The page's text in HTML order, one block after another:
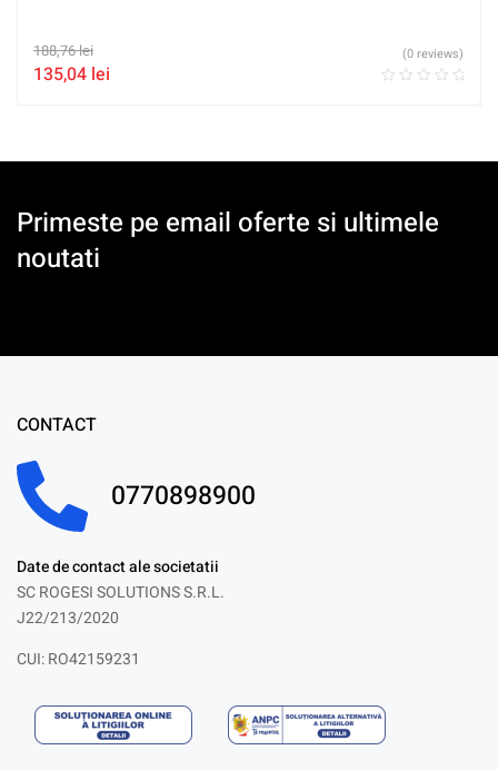
188,76lei
135,04 lei
(0 reviews)
Primeste pe email oferte si ultimele
noutati
CONTACT
0770898900
Date de contact ale societatii
SC ROGESI SOLUTIONS S.R.L.
J22/213/2020
CUI: RO42159231